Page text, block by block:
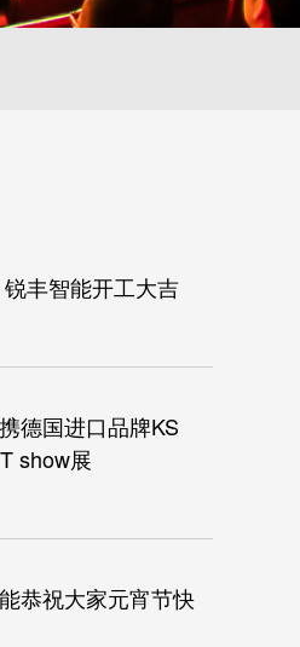
丰智能开工大吉
德国进口品牌KS
show展
恭祝大家元宵节快